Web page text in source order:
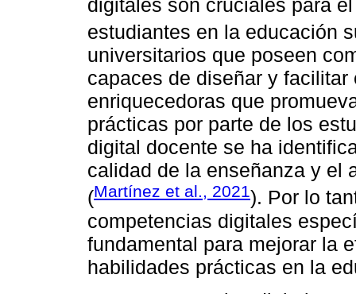
digitales son cruciales para
estudiantes en la educación
universitarios que poseen
capaces de diseñar y
enriquecedoras que
prácticas por parte de los
digital docente se ha
calidad de la enseñanza y el
(Martínez et al., 2021). Por lo
competencias digitales
fundamental para mejorar la
habilidades prácticas en la